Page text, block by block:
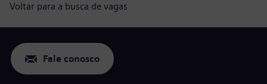
Voltar para a busca de vagas
Fale conosco